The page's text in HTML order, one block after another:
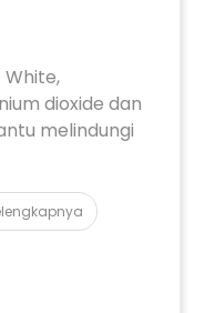
dioxide dan
melindungi